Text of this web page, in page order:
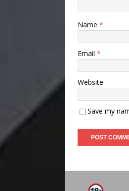
Name *
Email *
Website
Save my